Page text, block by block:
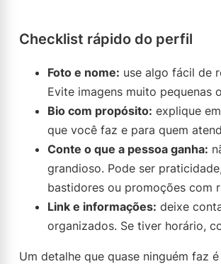
Checklist rápido do perfil
Foto e nome: use algo fácil de
Evite imagens muito pequenas
Bio com propósito: explique
que você faz e para quem
Conte o que a pessoa ganha:
grandioso. Pode ser
bastidores ou promoções com
Link e informações: deixe
organizados. Se tiver horário,
Um detalhe que quase ninguém faz